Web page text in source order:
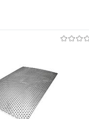
Сравнение
Под заказ